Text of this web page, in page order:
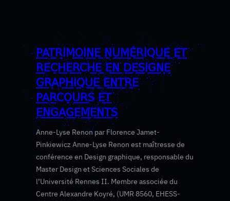
PATRIMOINE NUMÉRIQUE ET
RECHERCHE EN DESIGNE
GRAPHIQUE ENTRE
PARCOURS ET
ENGAGEMENTS
Anne-Lyse Renon par Florence Jamet-
Pinkiewicz Anne-Lyse Renon est maîtresse de
conférence en Design graphique, responsable du
Master Design et Sciences Sociales de
l’Université Rennes II. Membre associée du
Centre Alexandre Koyré, (UMR 8560, EHESS-